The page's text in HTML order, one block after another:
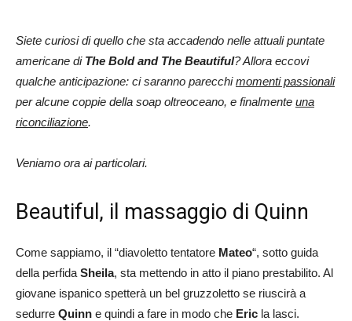
Siete curiosi di quello che sta accadendo nelle attuali puntate
americane di The Bold and The Beautiful? Allora eccovi
qualche anticipazione: ci saranno parecchimomenti passionali
per alcune coppie della soap oltreoceano, e finalmente una
riconciliazione.
Veniamo ora ai particolari.
Beautiful, il massaggio di Quinn
Come sappiamo, il “diavoletto tentatore Mateo“, sotto guida
della perfida Sheila, sta mettendo in atto il piano prestabilito. Al
giovane ispanico spetterà un bel gruzzoletto se riuscirà a
sedurre Quinn e quindi a fare in modo che Eric la lasci.